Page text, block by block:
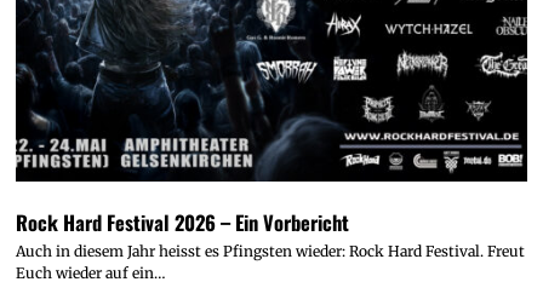
Rock Hard Festival 2026 – Ein Vorbericht
Auch in diesem Jahr heisst es Pfingsten wieder: Rock Hard Festival. Freut
Euch wieder auf ein…